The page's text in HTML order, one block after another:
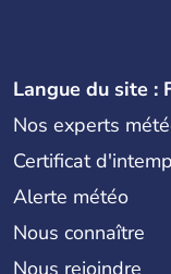
Langue du site :
Nos experts
Certificat
Alerte météo
Nous connaître
Nous rejoindre